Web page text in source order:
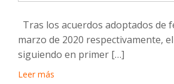
Tras los acuerdos adoptados de
marzo de 2020 respectivamente, el
siguiendo en primer […]
Leer más